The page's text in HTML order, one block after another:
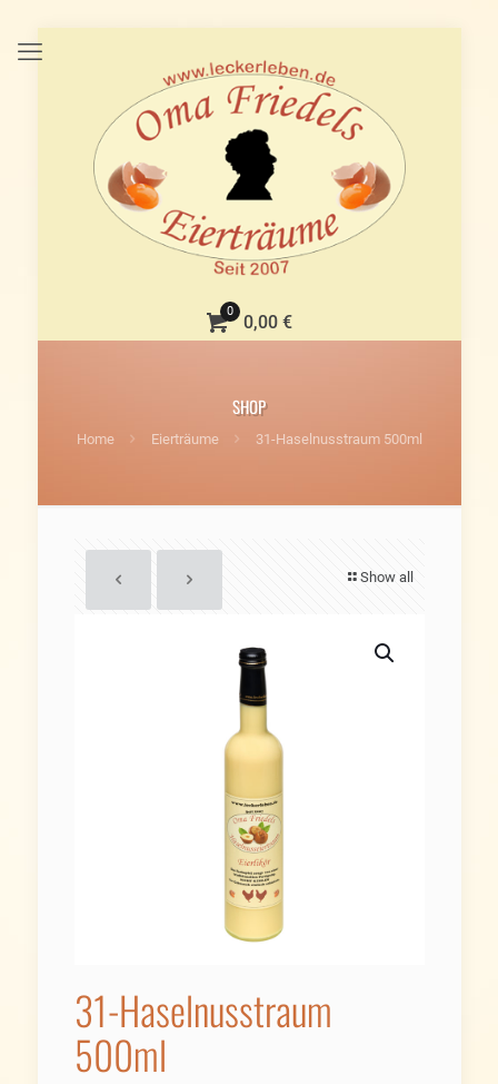
0
0,00 €
SHOP
Home Eierträume 31-Haselnusstraum 500ml
Show all
31-Haselnusstraum
500ml